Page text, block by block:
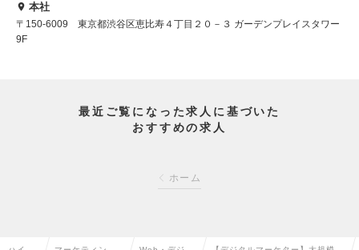
本社
〒150-6009 東京都渋谷区恵比寿４丁目２０－３ ガーデンプレイスタワー
9F
最近ご覧になった求人に基づいた
おすすめの求人
ホーム